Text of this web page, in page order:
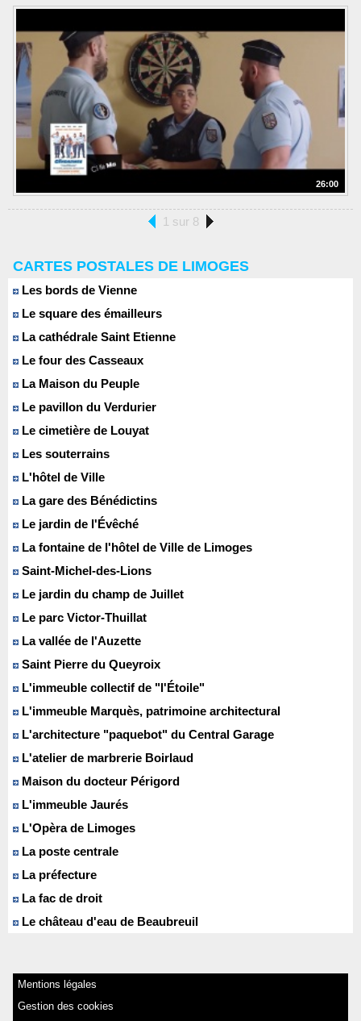
26:00
1 sur 8
CARTES POSTALES DE LIMOGES
Les bords de Vienne
Le square des émailleurs
La cathédrale Saint Etienne
Le four des Casseaux
La Maison du Peuple
Le pavillon du Verdurier
Le cimetière de Louyat
Les souterrains
L'hôtel de Ville
La gare des Bénédictins
Le jardin de l'Évêché
La fontaine de l'hôtel de Ville de Limoges
Saint-Michel-des-Lions
Le jardin du champ de Juillet
Le parc Victor-Thuillat
La vallée de l'Auzette
Saint Pierre du Queyroix
L'immeuble collectif de "l'Étoile"
L'immeuble Marquès, patrimoine architectural
L'architecture "paquebot" du Central Garage
L'atelier de marbrerie Boirlaud
Maison du docteur Périgord
L'immeuble Jaurés
L'Opèra de Limoges
La poste centrale
La préfecture
La fac de droit
Le château d'eau de Beaubreuil
Mentions légales
Gestion des cookies